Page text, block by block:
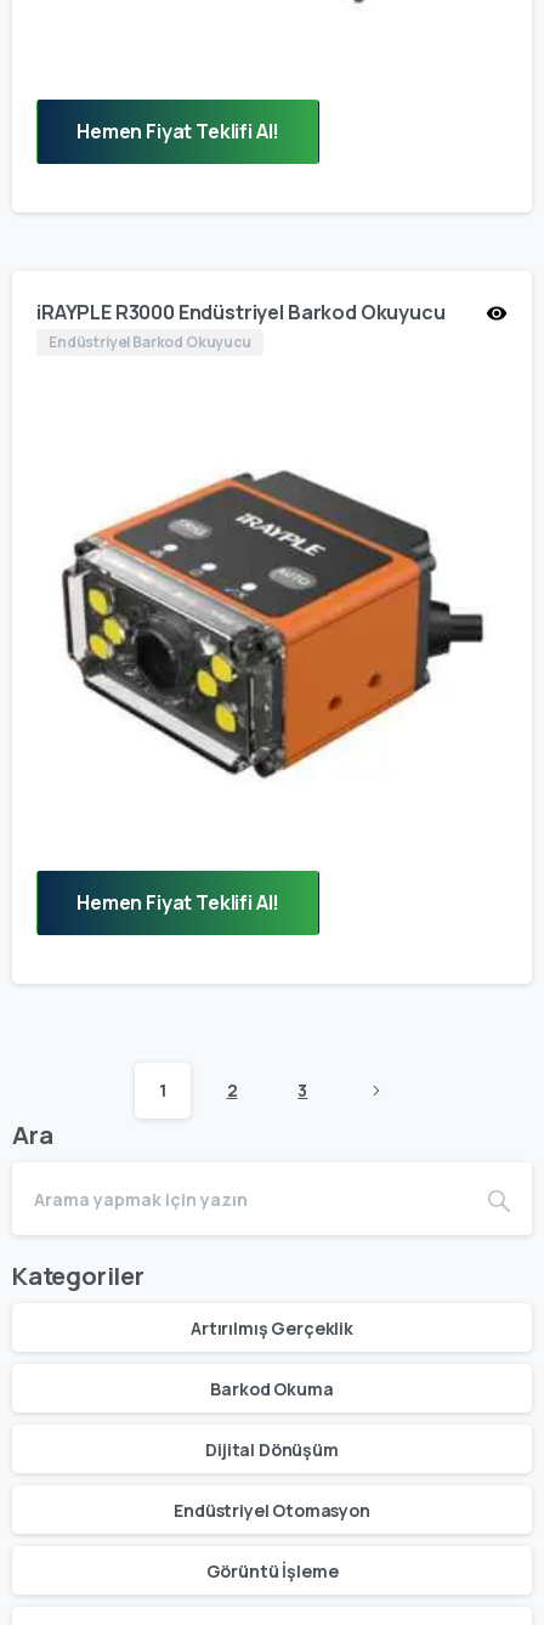
Hemen Fiyat Teklifi Al!
iRAYPLE R3000 Endüstriyel Barkod Okuyucu
Endüstriyel Barkod Okuyucu
Hemen Fiyat Teklifi Al!
1 2 3
Ara
Kategoriler
Artırılmış Gerçeklik
Barkod Okuma
Dijital Dönüşüm
Endüstriyel Otomasyon
Görüntü İşleme